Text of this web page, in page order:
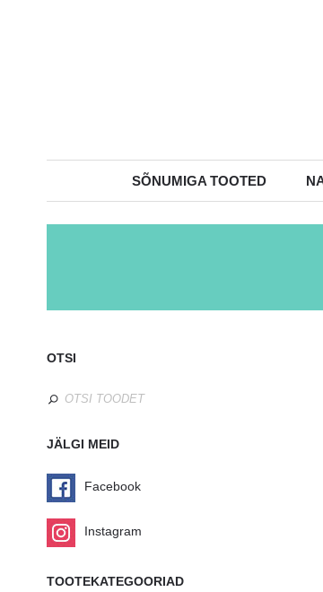
SÕNUMIGA TOOTED
OTSI
JÄLGI MEID
Facebook
Instagram
TOOTEKATEGOORIAD